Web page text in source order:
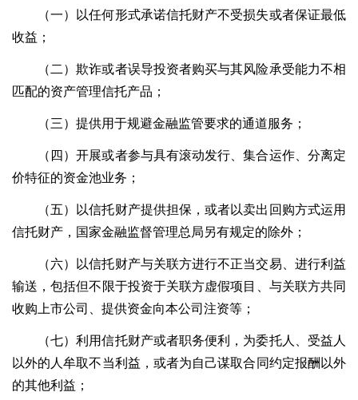
（一）以任何形式承诺信托财产不受损失或者保证最低
收益；
（二）欺诈或者误导投资者购买与其风险承受能力不相
匹配的资产管理信托产品；
（三）提供用于规避金融监管要求的通道服务；
（四）开展或者参与具有滚动发行、集合运作、分离定
价特征的资金池业务；
（五）以信托财产提供担保，或者以卖出回购方式运用
信托财产，国家金融监督管理总局另有规定的除外；
（六）以信托财产与关联方进行不正当交易、进行利益
输送，包括但不限于投资于关联方虚假项目、与关联方共同
收购上市公司、提供资金向本公司注资等；
（七）利用信托财产或者职务便利，为委托人、受益人
以外的人牟取不当利益，或者为自己谋取合同约定报酬以外
的其他利益；